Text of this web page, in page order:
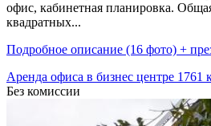
офис,­ кабинетная планировка.
квадратных...
Подробное описание (16 фото) +
Аренда офиса в бизнес центре 1761
Без комиссии